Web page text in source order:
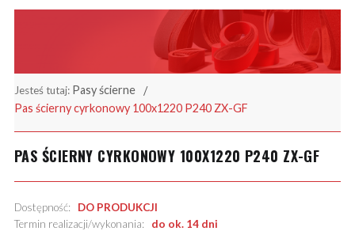
Jesteś tutaj: Pasy ścierne
Pas ścierny cyrkonowy 100x1220 P240 ZX-GF
PAS ŚCIERNY CYRKONOWY 100X1220 P240 ZX-GF
Dostępność: DO PRODUKCJI
Termin realizacji/wykonania: do ok. 14 dni